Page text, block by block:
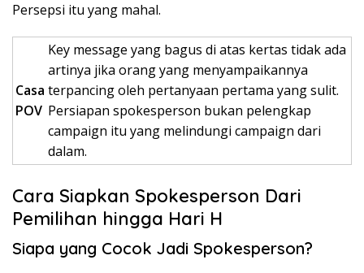
Persepsi itu yang mahal.
Casa
POV
Key message yang bagus di atas kertas tidak ada
artinya jika orang yang menyampaikannya
terpancing oleh pertanyaan pertama yang sulit.
Persiapan spokesperson bukan pelengkap
campaign itu yang melindungi campaign dari
dalam.
Cara Siapkan Spokesperson Dari
Pemilihan hingga Hari H
Siapa yang Cocok Jadi Spokesperson?